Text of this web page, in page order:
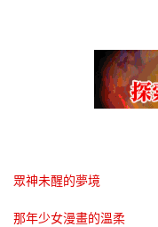
眾神未醒的夢境
那年少女漫畫的溫柔